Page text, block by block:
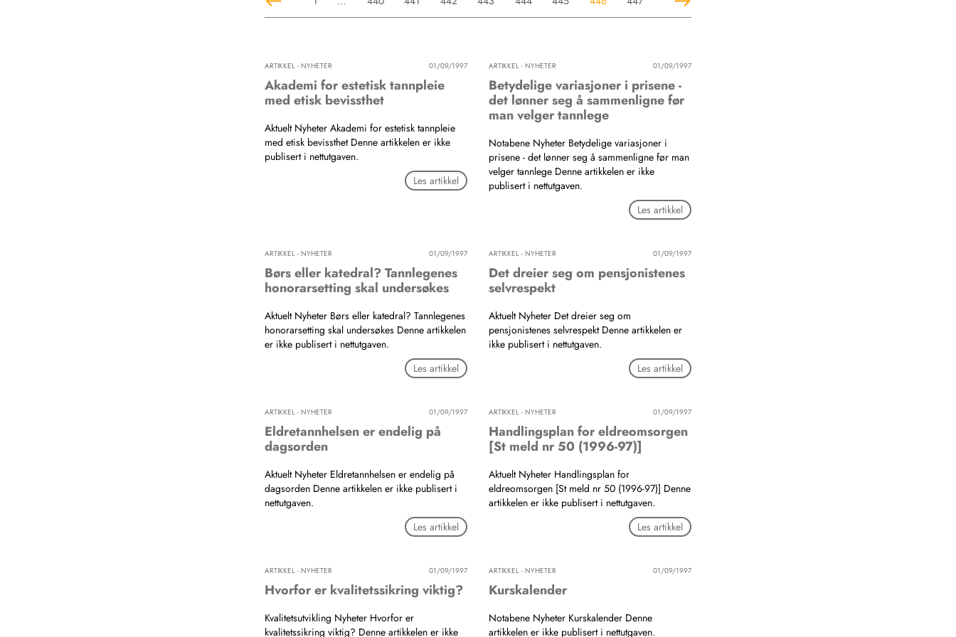
ARTIKKEL - NYHETER 01/09/1997
Akademi for estetisk tannpleie
med etisk bevissthet
Aktuelt Nyheter Akademi for estetisk tannpleie
med etisk bevissthet Denne artikkelen er ikke
publisert i nettutgaven.
Les artikkel
ARTIKKEL - NYHETER 01/09/1997
Betydelige variasjoner i prisene -
det lønner seg å sammenligne før
man velger tannlege
Notabene Nyheter Betydelige variasjoner i
prisene - det lønner seg å sammenligne før man
velger tannlege Denne artikkelen er ikke
publisert i nettutgaven.
Les artikkel
ARTIKKEL - NYHETER 01/09/1997
Børs eller katedral? Tannlegenes
honorarsetting skal undersøkes
Aktuelt Nyheter Børs eller katedral? Tannlegenes
honorarsetting skal undersøkes Denne artikkelen
er ikke publisert i nettutgaven.
Les artikkel
ARTIKKEL - NYHETER 01/09/1997
Det dreier seg om pensjonistenes
selvrespekt
Aktuelt Nyheter Det dreier seg om
pensjonistenes selvrespekt Denne artikkelen er
ikke publisert i nettutgaven.
Les artikkel
ARTIKKEL - NYHETER 01/09/1997
Eldretannhelsen er endelig på
dagsorden
Aktuelt Nyheter Eldretannhelsen er endelig på
dagsorden Denne artikkelen er ikke publisert i
nettutgaven.
Les artikkel
ARTIKKEL - NYHETER 01/09/1997
Handlingsplan for eldreomsorgen
[St meld nr 50 (1996-97)]
Aktuelt Nyheter Handlingsplan for
eldreomsorgen [St meld nr 50 (1996-97)] Denne
artikkelen er ikke publisert i nettutgaven.
Les artikkel
ARTIKKEL - NYHETER 01/09/1997
Hvorfor er kvalitetssikring viktig?
Kvalitetsutvikling Nyheter Hvorfor er
kvalitetssikring viktig? Denne artikkelen er ikke
ARTIKKEL - NYHETER 01/09/1997
Kurskalender
Notabene Nyheter Kurskalender Denne
artikkelen er ikke publisert i nettutgaven.